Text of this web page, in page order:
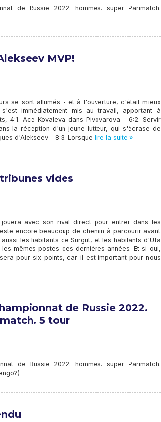
de Russie 2022. hommes. super Parimatch.
MVP!
se sont allumés - et à l'ouverture, c'était mieux
immédiatement mis au travail, apportant à
4:1. Ace Kovaleva dans Pivovarova - 6:2. Servir
la réception d'un jeune lutteur, qui s'écrase de
d'Alekseev - 8:3. Lorsque lire la suite »
vides
jouera avec son rival direct pour entrer dans les
encore beaucoup de chemin à parcourir avant
les habitants de Surgut, et les habitants d'Ufa
mêmes postes ces dernières années. Et si oui,
pour six points, car il est important pour nous
de Russie 2022.
5 tour
de Russie 2022. hommes. super Parimatch.